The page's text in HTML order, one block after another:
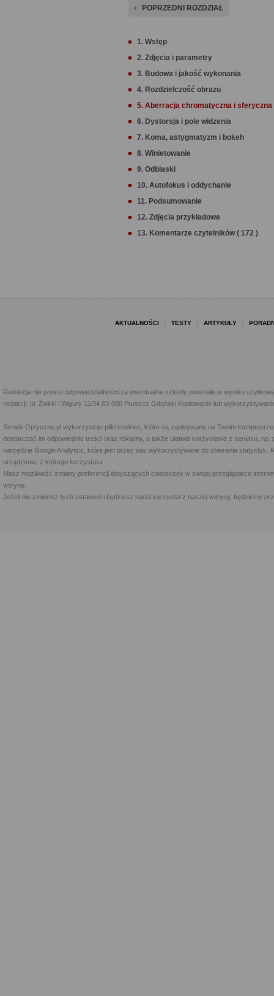
POPRZEDNI ROZDZIAŁ
1. Wstęp
2. Zdjęcia i parametry
3. Budowa i jakość wykonania
4. Rozdzielczość obrazu
5. Aberracja chromatyczna i sferyczna
6. Dystorsja i pole widzenia
7. Koma, astygmatyzm i bokeh
8. Winietowanie
9. Odblaski
10. Autofokus i oddychanie
11. Podsumowanie
12. Zdjęcia przykładowe
13. Komentarze czytelników ( 172 )
AKTUALNOŚCI TESTY ARTYKUŁY
Redakcja nie ponosi odpowiedzialności za ewentualne szkody powstałe w wyniku
redakcji: ul. Żwirki i Wigury 11/34 83-000 Pruszcz Gdański Kopiowanie lub
Serwis Optyczne.pl wykorzystuje pliki cookies, które są zapisywane na Twoim
dostarczać im odpowiednie treści oraz reklamy, a także ułatwia korzystanie z serwisu,
narzędzie Google Analytics, które jest przez nas wykorzystywane do zbierania statystyk.
urządzenia, z którego korzystasz.
Masz możliwość zmiany preferencji dotyczących ciasteczek w swojej przeglądarce
witrynę.
Jeżeli nie zmienisz tych ustawień i będziesz nadal korzystał z naszej witryny, będziemy